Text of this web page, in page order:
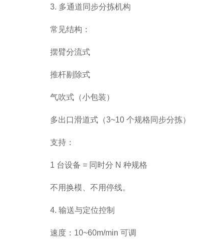
3. 多通道同步分拣机构
常见结构：
摆臂分流式
推杆剔除式
气吹式（小包装）
多出口滑道式（3~10 个规格同步分拣）
支持：
1 台设备 = 同时分 N 种规格
不用换模、不用停线。
4. 输送与定位控制
速度：10~60m/min 可调